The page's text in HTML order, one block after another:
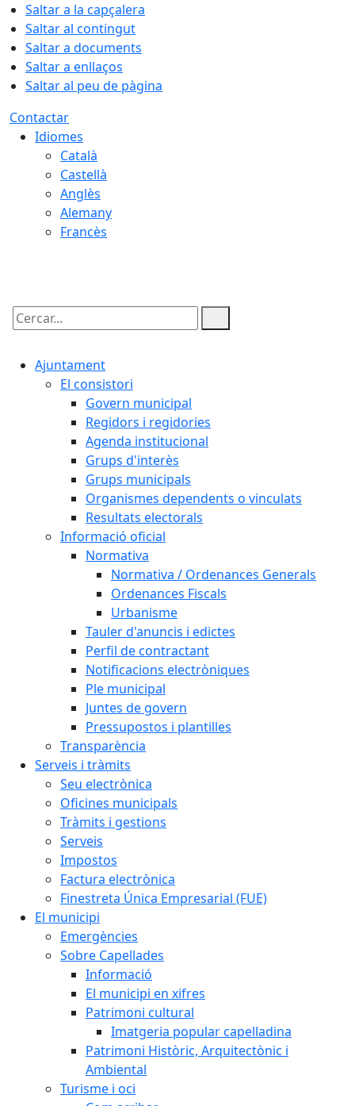
Saltar a la capçalera
Saltar al contingut
Saltar a documents
Saltar a enllaços
Saltar al peu de pàgina
Contactar
Idiomes
Català
Castellà
Anglès
Alemany
Francès
Cercar:
Ajuntament
El consistori
Govern municipal
Regidors i regidories
Agenda institucional
Grups d'interès
Grups municipals
Organismes dependents o vinculats
Resultats electorals
Informació oficial
Normativa
Normativa / Ordenances Generals
Ordenances Fiscals
Urbanisme
Tauler d'anuncis i edictes
Perfil de contractant
Notificacions electròniques
Ple municipal
Juntes de govern
Pressupostos i plantilles
Transparència
Serveis i tràmits
Seu electrònica
Oficines municipals
Tràmits i gestions
Serveis
Impostos
Factura electrònica
Finestreta Única Empresarial (FUE)
El municipi
Emergències
Sobre Capellades
Informació
El municipi en xifres
Patrimoni cultural
Imatgeria popular capelladina
Patrimoni Històric, Arquitectònic i
Ambiental
Turisme i oci